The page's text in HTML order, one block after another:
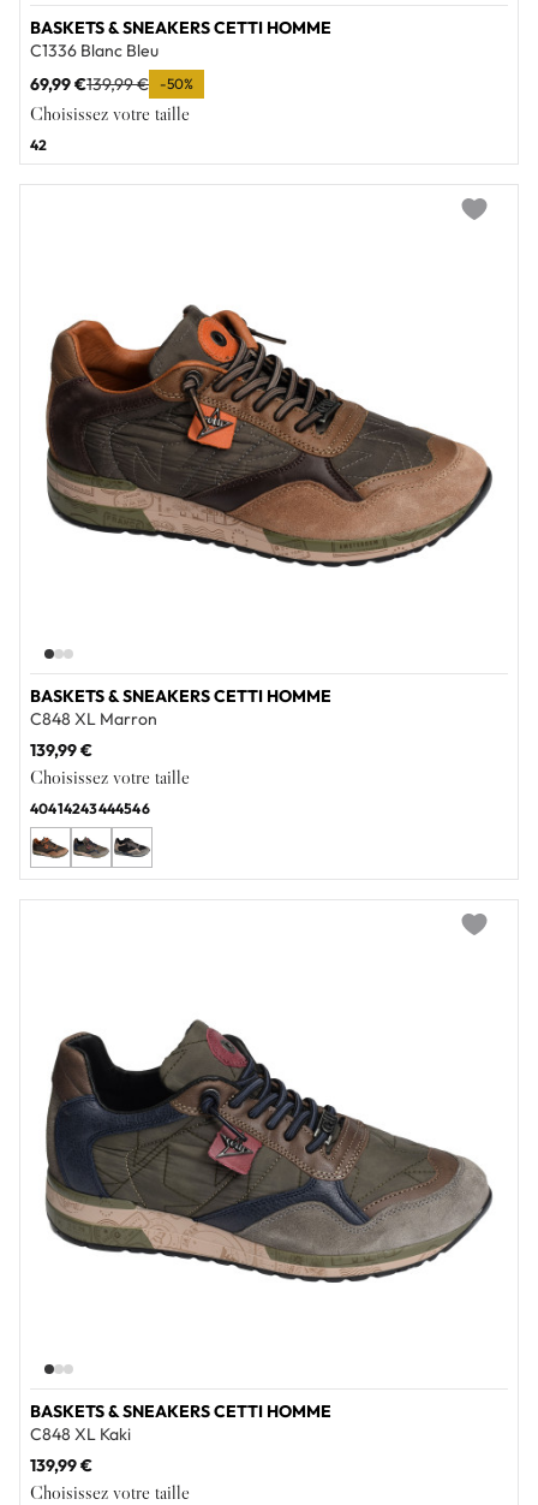
BASKETS & SNEAKERS CETTI HOMME
C1336 Blanc Bleu
69,99 €139,99 € -50%
Choisissez votre taille
42
BASKETS & SNEAKERS CETTI HOMME
C848 XL Marron
139,99 €
Choisissez votre taille
40414243444546
BASKETS & SNEAKERS CETTI HOMME
C848 XL Kaki
139,99 €
Choisissez votre taille